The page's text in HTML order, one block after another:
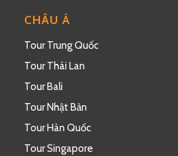
CHÂU Á
Tour Trung Quốc
Tour Thái Lan
Tour Bali
Tour Nhật Bản
Tour Hàn Quốc
Tour Singapore